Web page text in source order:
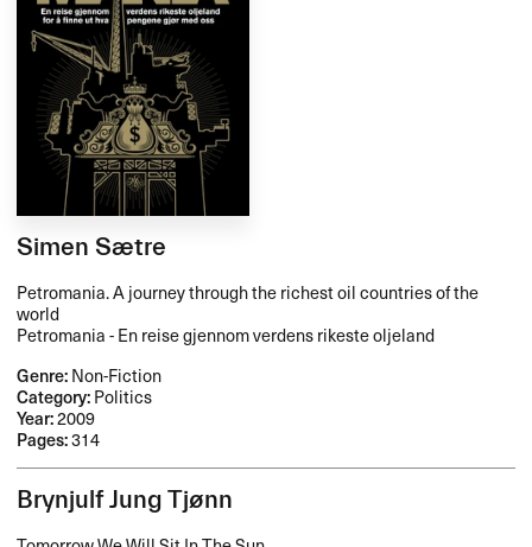
Simen Sætre
Petromania. A journey through the richest oil countries of the
world
Petromania - En reise gjennom verdens rikeste oljeland
Genre:Non-Fiction
Category:Politics
Year:2009
Pages:314
Brynjulf Jung Tjønn